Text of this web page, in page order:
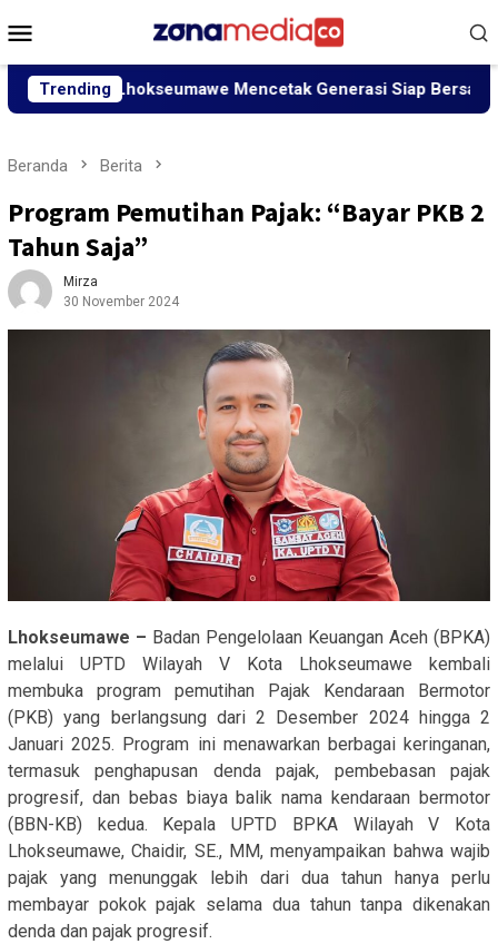
ke
Mobile
Trending
Lhokseumawe Mencetak Generasi Siap Bersaing
Beranda Berita
Program Pemutihan Pajak: “Bayar PKB 2
Tahun Saja”
Mirza
30 November 2024
Lhokseumawe – Badan Pengelolaan Keuangan Aceh (BPKA)
melalui UPTD Wilayah V Kota Lhokseumawe kembali
membuka program pemutihan Pajak Kendaraan Bermotor
(PKB) yang berlangsung dari 2 Desember 2024 hingga 2
Januari 2025. Program ini menawarkan berbagai keringanan,
termasuk penghapusan denda pajak, pembebasan pajak
progresif, dan bebas biaya balik nama kendaraan bermotor
(BBN-KB) kedua. Kepala UPTD BPKA Wilayah V Kota
Lhokseumawe, Chaidir, SE., MM, menyampaikan bahwa wajib
pajak yang menunggak lebih dari dua tahun hanya perlu
membayar pokok pajak selama dua tahun tanpa dikenakan
denda dan pajak progresif.